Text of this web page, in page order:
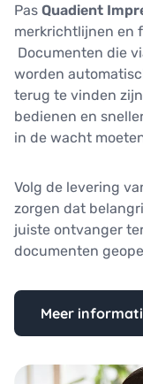
Pas Quadient
merkrichtlijnen en
Documenten die
worden
terug te vinden
bedienen en
in de wacht
Volg de levering
zorgen dat
juiste ontvanger
documenten
Meer